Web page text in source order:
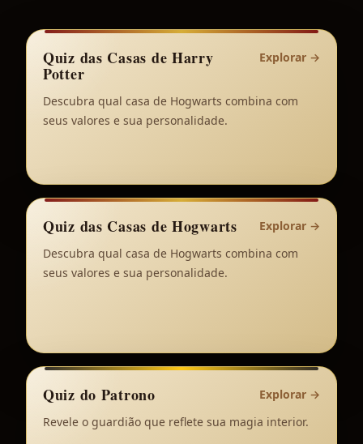
Quiz das Casas de Harry
Potter
Explorar →
Descubra qual casa de Hogwarts combina com
seus valores e sua personalidade.
Quiz das Casas de Hogwarts Explorar →
Descubra qual casa de Hogwarts combina com
seus valores e sua personalidade.
Quiz do Patrono Explorar →
Revele o guardião que reflete sua magia interior.